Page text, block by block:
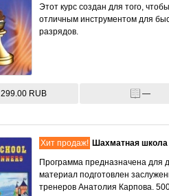
Этот курс создан для того,
отличным инструментом для
разрядов.
299.00 RUB —
Хит продаж! Шахматная
Программа предназначена
материал подготовлен
тренеров Анатолия Карпова.